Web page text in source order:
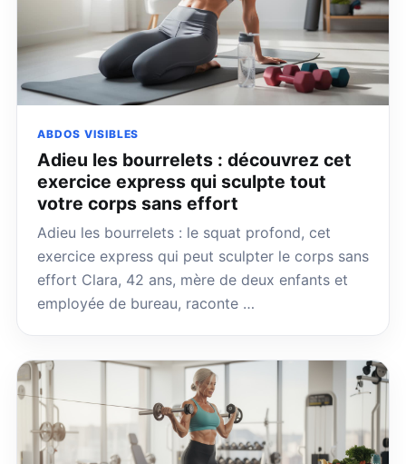
ABDOS VISIBLES
Adieu les bourrelets : découvrez cet
exercice express qui sculpte tout
votre corps sans effort
Adieu les bourrelets : le squat profond, cet
exercice express qui peut sculpter le corps sans
effort Clara, 42 ans, mère de deux enfants et
employée de bureau, raconte …